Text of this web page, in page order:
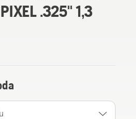
.325" 1,3